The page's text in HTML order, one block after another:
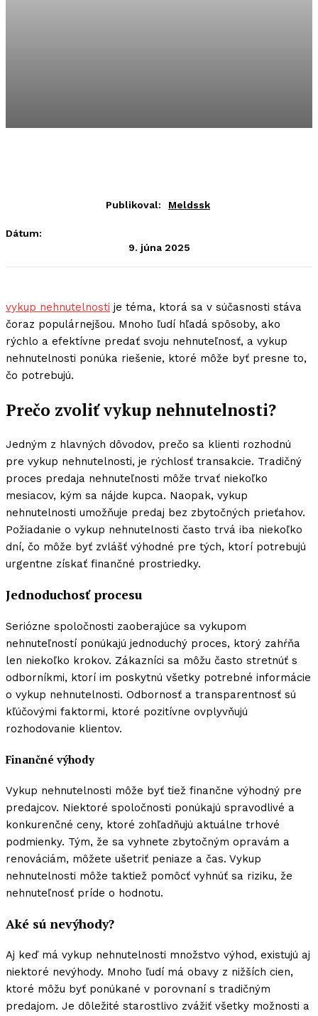
Publikoval: Meldssk
Dátum:
9. júna 2025
vykup nehnutelnosti je téma, ktorá sa v súčasnosti stáva
čoraz populárnejšou. Mnoho ľudí hľadá spôsoby, ako
rýchlo a efektívne predať svoju nehnuteľnosť, a vykup
nehnutelnosti ponúka riešenie, ktoré môže byť presne to,
čo potrebujú.
Prečo zvoliť vykup nehnutelnosti?
Jedným z hlavných dôvodov, prečo sa klienti rozhodnú
pre vykup nehnutelnosti, je rýchlosť transakcie. Tradičný
proces predaja nehnuteľnosti môže trvať niekoľko
mesiacov, kým sa nájde kupca. Naopak, vykup
nehnutelnosti umožňuje predaj bez zbytočných prieťahov.
Požiadanie o vykup nehnutelnosti často trvá iba niekoľko
dní, čo môže byť zvlášť výhodné pre tých, ktorí potrebujú
urgentne získať finančné prostriedky.
Jednoduchosť procesu
Seriózne spoločnosti zaoberajúce sa vykupom
nehnuteľností ponúkajú jednoduchý proces, ktorý zahŕňa
len niekoľko krokov. Zákazníci sa môžu často stretnúť s
odborníkmi, ktorí im poskytnú všetky potrebné informácie
o vykup nehnutelnosti. Odbornosť a transparentnosť sú
kľúčovými faktormi, ktoré pozitívne ovplyvňujú
rozhodovanie klientov.
Finančné výhody
Vykup nehnutelnosti môže byť tiež finančne výhodný pre
predajcov. Niektoré spoločnosti ponúkajú spravodlivé a
konkurenčné ceny, ktoré zohľadňujú aktuálne trhové
podmienky. Tým, že sa vyhnete zbytočným opravám a
renováciám, môžete ušetriť peniaze a čas. Vykup
nehnutelnosti môže taktiež pomôcť vyhnúť sa riziku, že
nehnuteľnosť príde o hodnotu.
Aké sú nevýhody?
Aj keď má vykup nehnutelnosti množstvo výhod, existujú aj
niektoré nevýhody. Mnoho ľudí má obavy z nižších cien,
ktoré môžu byť ponúkané v porovnaní s tradičným
predajom. Je dôležité starostlivo zvážiť všetky možnosti a